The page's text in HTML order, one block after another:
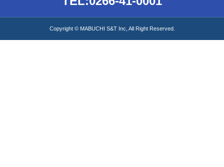
Copyright ©︎ MABUCHI S&T Inc, All Right Reserved.